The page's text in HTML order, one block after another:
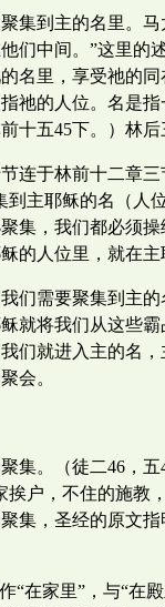
集到主的名里。
们中间。”这里的
名里，享受祂的
祂的人位。名是
十五45下。）林
连于林前十二章
到主耶稣的名（人
集，我们都必须
的人位里，就在
们需要聚集到主
就将我们从这些
们就进入主的名
会。
集。（徒二46，
户，不住的施教
集，圣经的原文
“在家里”，与“在